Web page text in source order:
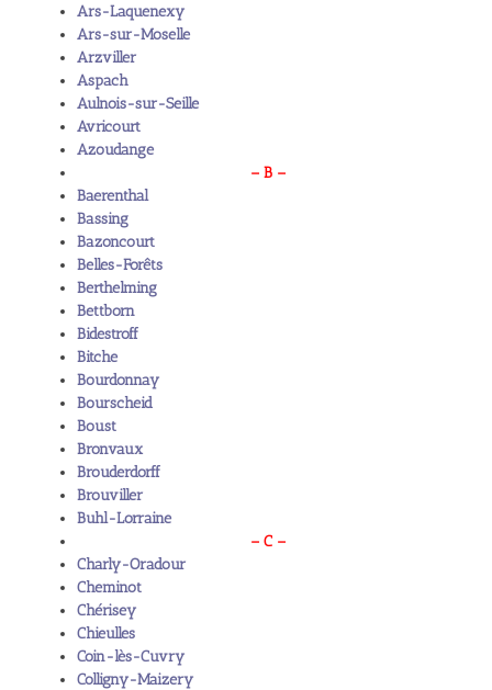
Ars-Laquenexy
Ars-sur-Moselle
Arzviller
Aspach
Aulnois-sur-Seille
Avricourt
Azoudange
– B –
Baerenthal
Bassing
Bazoncourt
Belles-Forêts
Berthelming
Bettborn
Bidestroff
Bitche
Bourdonnay
Bourscheid
Boust
Bronvaux
Brouderdorff
Brouviller
Buhl-Lorraine
– C –
Charly-Oradour
Cheminot
Chérisey
Chieulles
Coin-lès-Cuvry
Colligny-Maizery